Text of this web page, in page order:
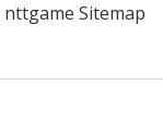
nttgame Sitemap